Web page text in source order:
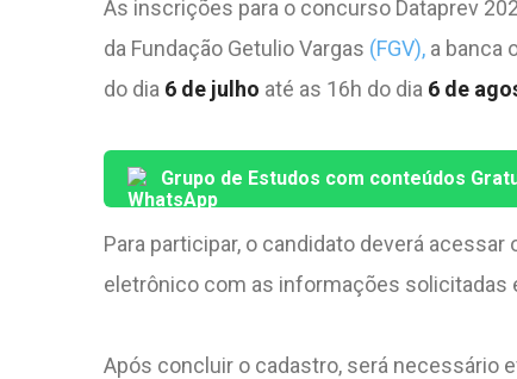
As inscrições para o concurso Dataprev
da Fundação Getulio Vargas (FGV), a banca
do dia 6 de julho até as 16h do dia 6 de
Grupo de Estudos com conteúdos
Para participar, o candidato deverá
eletrônico com as informações solicitadas
Após concluir o cadastro, será necessário